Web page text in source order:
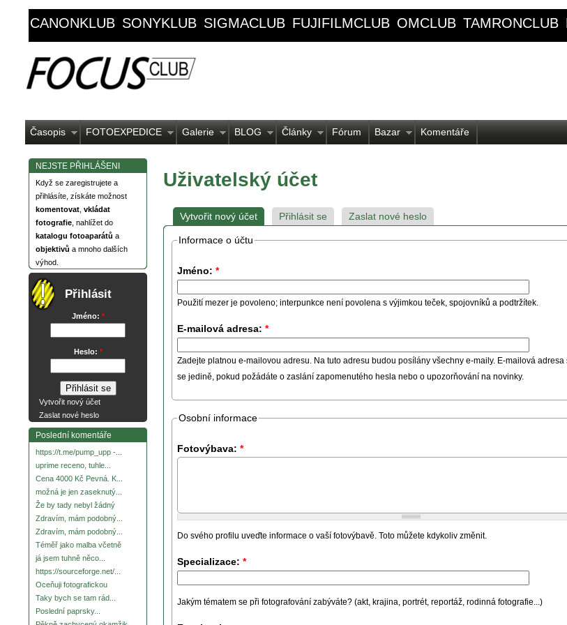
CANONKLUB SONYKLUB SIGMACLUB FUJIFILMCLUB OMCLUB TAMRONCLUB
Časopis FOTOEXPEDICE Galerie BLOG Články Fórum Bazar Komentáře
NEJSTE PŘIHLÁŠENI
Když se zaregistrujete a
přihlásíte, získáte možnost
komentovat vkládat
fotografie , nahlížet do
katalogu fotoaparátů a
objektivů a mnoho dalších
výhod.
Přihlásit
Jméno: *
Heslo: *
Vytvořit nový účet
Zaslat nové heslo
Poslední komentáře
https://t.me/pump_upp -...
uprime receno, tuhle...
Cena 4000 Kč Pevná. K...
možná je jen zaseknutý...
Že by tady nebyl žádný
Zdravím, mám podobný...
Zdravím, mám podobný...
Téměř jako malba včetně
já jsem tuhně něco...
https://sourceforge.net/...
Oceňuji fotografickou
Taky bych se tam rád...
Poslední paprsky...
Uživatelský účet
Vytvořit nový účet Přihlásit se Zaslat nové heslo
Informace o účtu
Jméno: *
Použití mezer je povoleno; interpunkce není povolena s výjimkou teček, spojovníků a podtržítek.
E-mailová adresa: *
Zadejte platnou e-mailovou adresu. Na tuto adresu budou posílány všechny e-maily. E-mailová
se jedině, pokud požádáte o zaslání zapomenutého hesla nebo o upozorňování na novinky.
Osobní informace
Fotovýbava: *
Do svého profilu uveďte informace o vaší fotovýbavě. Toto můžete kdykoliv změnit.
Specializace: *
Jakým tématem se při fotografování zabýváte? (akt, krajina, portrét, reportáž, rodinná fotografie...)